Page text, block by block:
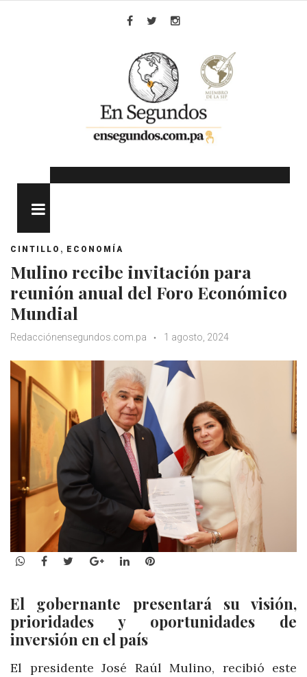
CINTILLO , ECONOMÍA
Mulino recibe invitación para
reunión anual del Foro Económico
Mundial
Redacciónensegundos.com.pa 1 agosto, 2024
WhatsApp
Facebook
TwitterGoogle+LinkedInPinterest
El gobernante presentará su visión,
prioridades y oportunidades de
inversión en el país
El presidente José Raúl Mulino, recibió este